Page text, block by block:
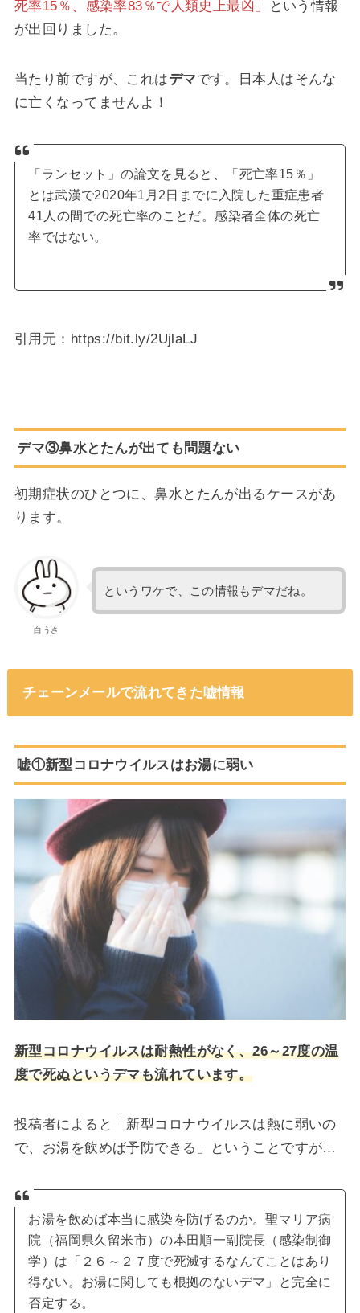
死率15％、感染率83％で人類史上最凶」
という情報
が出回りました。
当たり前ですが、これはデマです。日本人はそんな
に亡くなってませんよ！
「ランセット」の論文を見ると、「死亡率15％」
とは武漢で2020年1月2日までに入院した重症患者
41人の間での死亡率のことだ。感染者全体の死亡
率ではない。
引用元：https://bit.ly/2UjlaLJ
デマ③鼻水とたんが出ても問題ない
初期症状のひとつに、鼻水とたんが出るケースがあ
ります。
白うさ
というワケで、この情報もデマだね。
チェーンメールで流れてきた嘘情報
嘘①新型コロナウイルスはお湯に弱い
新型コロナウイルスは耐熱性がなく、26～27度の温
度で死ぬというデマも流れています。
投稿者によると「新型コロナウイルスは熱に弱いの
で、お湯を飲めば予防できる」ということですが…
お湯を飲めば本当に感染を防げるのか。聖マリア病
院（福岡県久留米市）の本田順一副院長（感染制御
学）は「２６～２７度で死滅するなんてことはあり
得ない。お湯に関しても根拠のないデマ」と完全に
否定する。